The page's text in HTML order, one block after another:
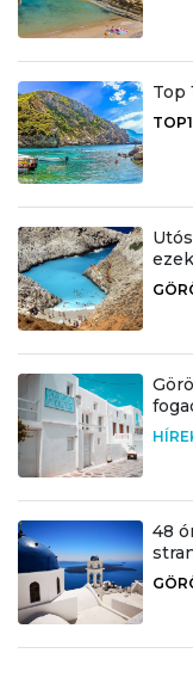
Top
48